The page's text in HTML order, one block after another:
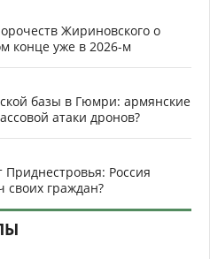
Жириновского о
конце уже в 2026-м
базы в Гюмри: армянские
атаки дронов?
Приднестровья: Россия
своих граждан?